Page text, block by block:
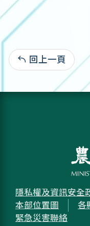
回上一頁
隱私權及資訊安全
本部位置圖
各
緊急災害聯絡